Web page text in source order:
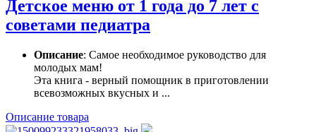
Детское меню от 1 года до 7 лет с
советами педиатра
Описание: Самое необходимое руководство для
молодых мам!
Эта книга - верный помощник в приготовлении
всевозможных вкусных и ...
Описание товара